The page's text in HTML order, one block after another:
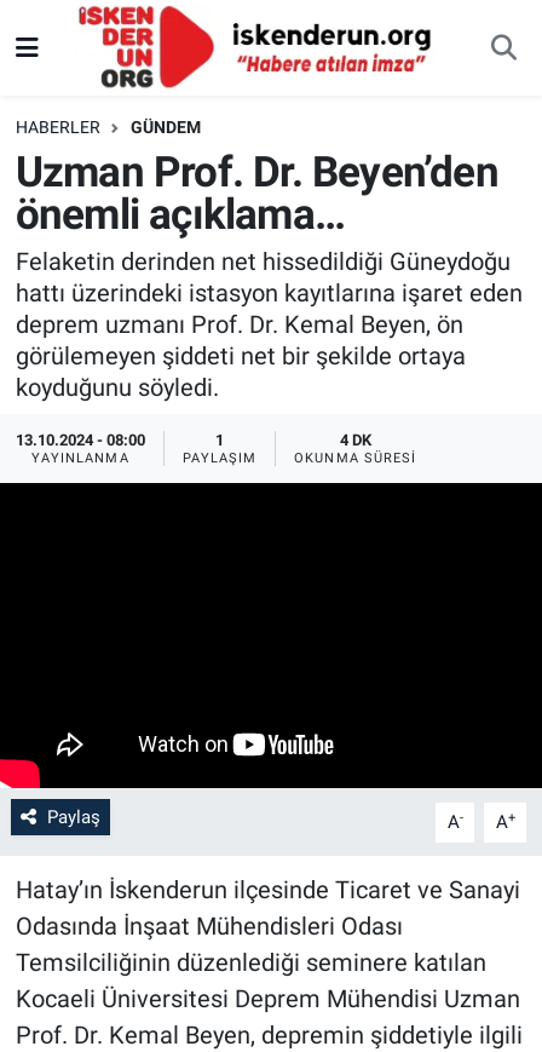
HABERLER GÜNDEM
Uzman Prof. Dr. Beyen’den
önemli açıklama…
Felaketin derinden net hissedildiği Güneydoğu
hattı üzerindeki istasyon kayıtlarına işaret eden
deprem uzmanı Prof. Dr. Kemal Beyen, ön
görülemeyen şiddeti net bir şekilde ortaya
koyduğunu söyledi.
13.10.2024 - 08:00
YAYINLANMA
1
PAYLAŞIM
4 DK
OKUNMA SÜRESI
Paylaş A- A+
Hatay’ın İskenderun ilçesinde Ticaret ve Sanayi
Odasında İnşaat Mühendisleri Odası
Temsilciliğinin düzenlediği seminere katılan
Kocaeli Üniversitesi Deprem Mühendisi Uzman
Prof. Dr. Kemal Beyen, depremin şiddetiyle ilgili